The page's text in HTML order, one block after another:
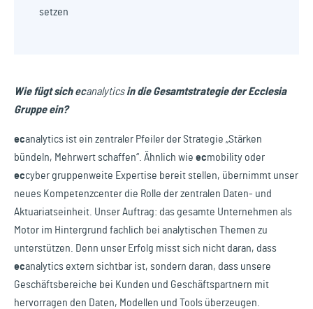
setzen
Wie fügt sichecanalyticsin die Gesamtstrategie der Ecclesia
Gruppe ein?
ecanalytics ist ein zentraler Pfeiler der Strategie „Stärken
bündeln, Mehrwert schaffen“. Ähnlich wie ecmobility oder
eccyber gruppenweite Expertise bereit stellen, übernimmt unser
neues Kompetenzcenter die Rolle der zentralen Daten- und
Aktuariatseinheit. Unser Auftrag: das gesamte Unternehmen als
Motor im Hintergrund fachlich bei analytischen Themen zu
unterstützen. Denn unser Erfolg misst sich nicht daran, dass
ecanalytics extern sichtbar ist, sondern daran, dass unsere
Geschäftsbereiche bei Kunden und Geschäftspartnern mit
hervorragen den Daten, Modellen und Tools überzeugen.